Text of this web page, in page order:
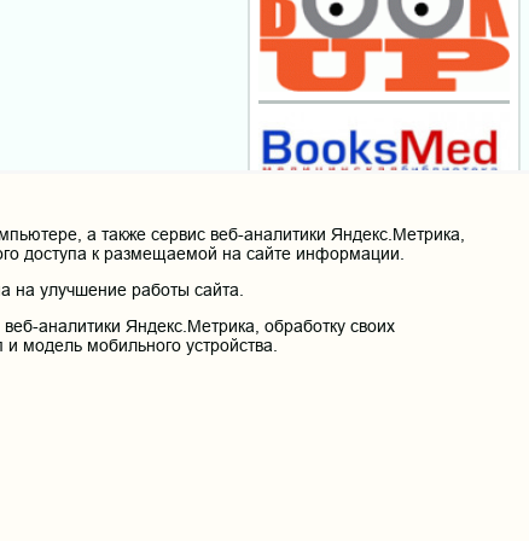
а также сервис веб-аналитики Яндекс.Метрика,
доступа к размещаемой на сайте информации.
на улучшение работы сайта.
аналитики Яндекс.Метрика, обработку своих
модель мобильного устройства.